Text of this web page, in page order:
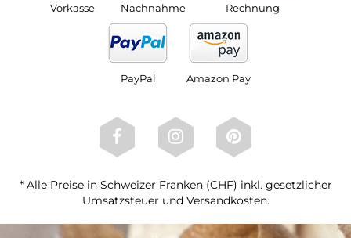
Vorkasse Nachnahme Rechnung
PayPal Amazon Pay
* Alle Preise in Schweizer Franken (CHF) inkl. gesetzlicher
Umsatzsteuer und Versandkosten.